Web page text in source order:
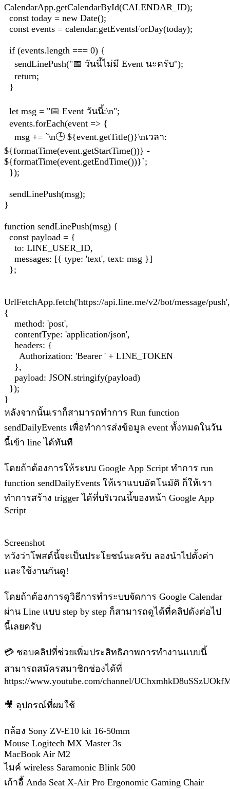
CalendarApp.getCalendarById(CALENDAR_ID);
const today = new Date();
const events = calendar.getEventsForDay(today);
if (events.length === 0) {
sendLinePush("📅 วันนี้ไม่มี Event นะครับ");
return;
}
let msg = "📅 Event วันนี้:\n";
events.forEach(event => {
msg += `\n🕒 ${event.getTitle()}\nเวลา:
${formatTime(event.getStartTime())} -
${formatTime(event.getEndTime())}`;
});
sendLinePush(msg);
}
function sendLinePush(msg) {
const payload = {
to: LINE_USER_ID,
messages: [{ type: 'text', text: msg }]
};
UrlFetchApp.fetch('https://api.line.me/v2/bot/message/push',
{
method: 'post',
contentType: 'application/json',
headers: {
Authorization: 'Bearer ' + LINE_TOKEN
},
payload: JSON.stringify(payload)
});
}
หลังจากนั้นเราก็สามารถทำการ Run function
sendDailyEvents เพื่อทำการส่งข้อมูล event ทั้งหมดในวัน
นี้เข้า line ได้ทันที
โดยถ้าต้องการให้ระบบ Google App Script ทำการ run
function sendDailyEvents ให้เราแบบอัตโนมัติ ก็ให้เรา
ทำการสร้าง trigger ได้ที่บริเวณนี้ของหน้า Google App
Script
Screenshot
หวังว่าโพสต์นี้จะเป็นประโยชน์นะครับ ลองนำไปตั้งค่า
และใช้งานกันดู!
โดยถ้าต้องการดูวิธีการทำระบบจัดการ Google Calendar
ผ่าน Line แบบ step by step ก็สามารถดูได้ที่คลิปดังต่อไป
นี้เลยครับ
💳 ชอบคลิปที่ช่วยเพิ่มประสิทธิภาพการทำงานแบบนี้
สามารถสมัครสมาชิกช่องได้ที่
https://www.youtube.com/channel/
🎥 อุปกรณ์ที่ผมใช้
กล้อง Sony ZV-E10 kit 16-50mm
Mouse Logitech MX Master 3s
MacBook Air M2
ไมค์ wireless Saramonic Blink 500
เก้าอี้ Anda Seat X-Air Pro Ergonomic Gaming Chair